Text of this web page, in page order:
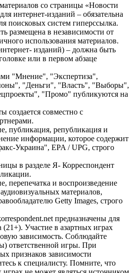
со страницы «Новости
интернет-изданий – обязательна
поисковых систем гиперссылка.
размещена в независимости от
использования материалов.
изданий) – должна быть
или в первом абзаце
"Мнение", "Экспертиза",
"Деньги", "Власть", "Выборы",
"Промо" публикуются на
создается совместно с
публикация, републикация и
информации, которое содержит
Украина", EPA / UPG, строго
в разделе Я- Корреспондент
перепечатка и воспроизведение
материалов,
Getty Images, строго
предназначены для
(21+). Участие в азартных играх
зависимость. Соблюдайте
ответственной игры. При
признаков зависимости
к специалисту. Помните, что